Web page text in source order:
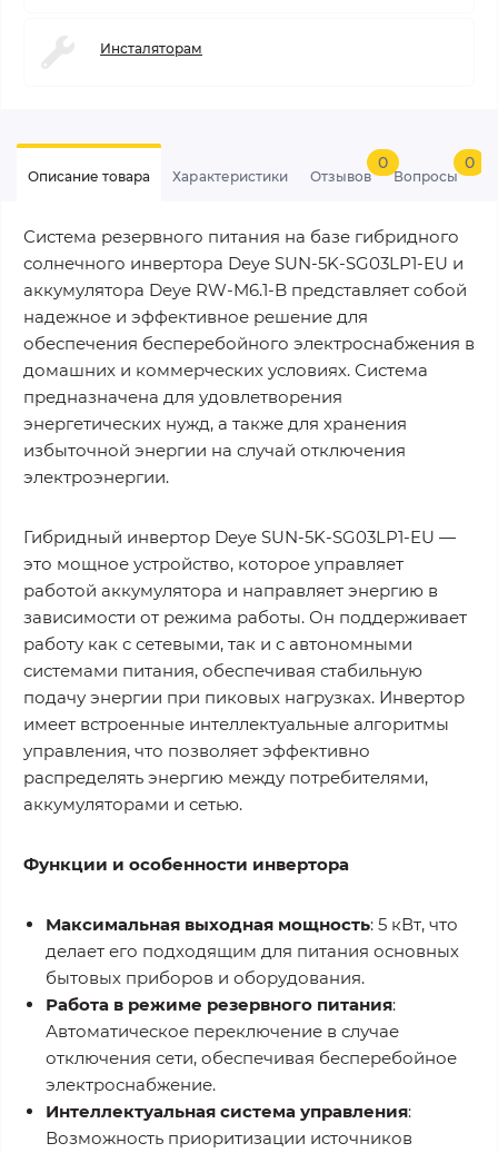
Инсталяторам
Описание товара Характеристики Отзывов
0
Вопросы
0
Система резервного питания на базе гибридного
солнечного инвертора Deye SUN-5K-SG03LP1-EU и
аккумулятора Deye RW-M6.1-B представляет собой
надежное и эффективное решение для
обеспечения бесперебойного электроснабжения в
домашних и коммерческих условиях. Система
предназначена для удовлетворения
энергетических нужд, а также для хранения
избыточной энергии на случай отключения
электроэнергии.
Гибридный инвертор Deye SUN-5K-SG03LP1-EU —
это мощное устройство, которое управляет
работой аккумулятора и направляет энергию в
зависимости от режима работы. Он поддерживает
работу как с сетевыми, так и с автономными
системами питания, обеспечивая стабильную
подачу энергии при пиковых нагрузках. Инвертор
имеет встроенные интеллектуальные алгоритмы
управления, что позволяет эффективно
распределять энергию между потребителями,
аккумуляторами и сетью.
Функции и особенности инвертора
Максимальная выходная мощность: 5 кВт, что
делает его подходящим для питания основных
бытовых приборов и оборудования.
Работа в режиме резервного питания:
Автоматическое переключение в случае
отключения сети, обеспечивая бесперебойное
электроснабжение.
Интеллектуальная система управления:
Возможность приоритизации источников